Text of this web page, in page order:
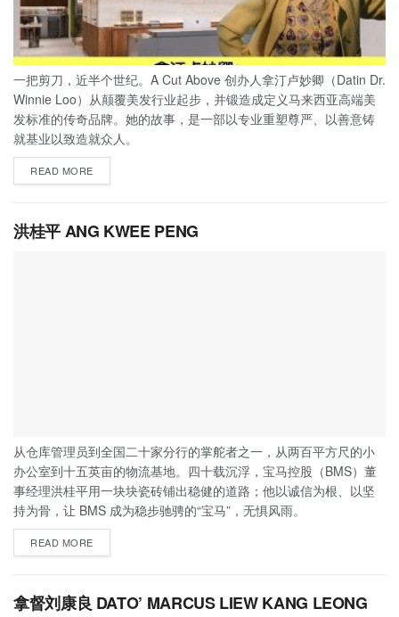
一把剪刀，近半个世纪。A Cut Above 创办人拿汀卢妙卿（Datin Dr.
Winnie Loo）从颠覆美发行业起步，并锻造成定义马来西亚高端美
发标准的传奇品牌。她的故事，是一部以专业重塑尊严、以善意铸
就基业以致造就众人。
READ MORE
洪桂平 ANG KWEE PENG
从仓库管理员到全国二十家分行的掌舵者之一，从两百平方尺的小
办公室到十五英亩的物流基地。四十载沉浮，宝马控股（BMS）董
事经理洪桂平用一块块瓷砖铺出稳健的道路；他以诚信为根、以坚
持为骨，让 BMS 成为稳步驰骋的“宝马”，无惧风雨。
READ MORE
拿督刘康良 DATO’ MARCUS LIEW KANG LEONG